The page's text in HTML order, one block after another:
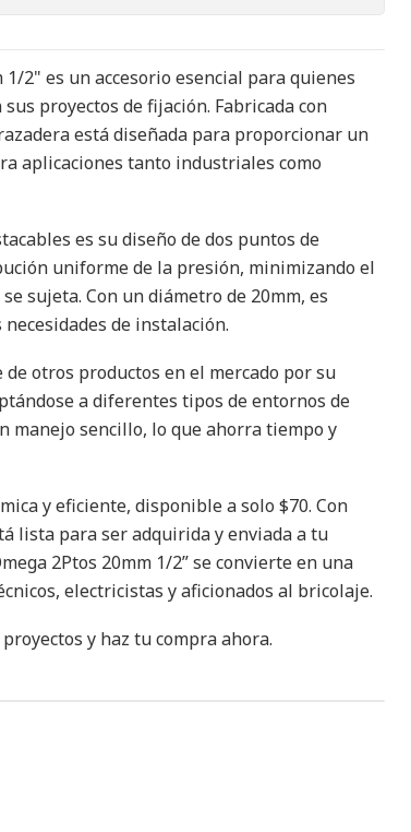
1/2" es un accesorio esencial para quienes
proyectos de fijación. Fabricada con
está diseñada para proporcionar un
aplicaciones tanto industriales como
es su diseño de dos puntos de
uniforme de la presión, minimizando el
sujeta. Con un diámetro de 20mm, es
de instalación.
otros productos en el mercado por su
a diferentes tipos de entornos de
manejo sencillo, lo que ahorra tiempo y
y eficiente, disponible a solo $70. Con
lista para ser adquirida y enviada a tu
2Ptos 20mm 1/2” se convierte en una
electricistas y aficionados al bricolaje.
y haz tu compra ahora.